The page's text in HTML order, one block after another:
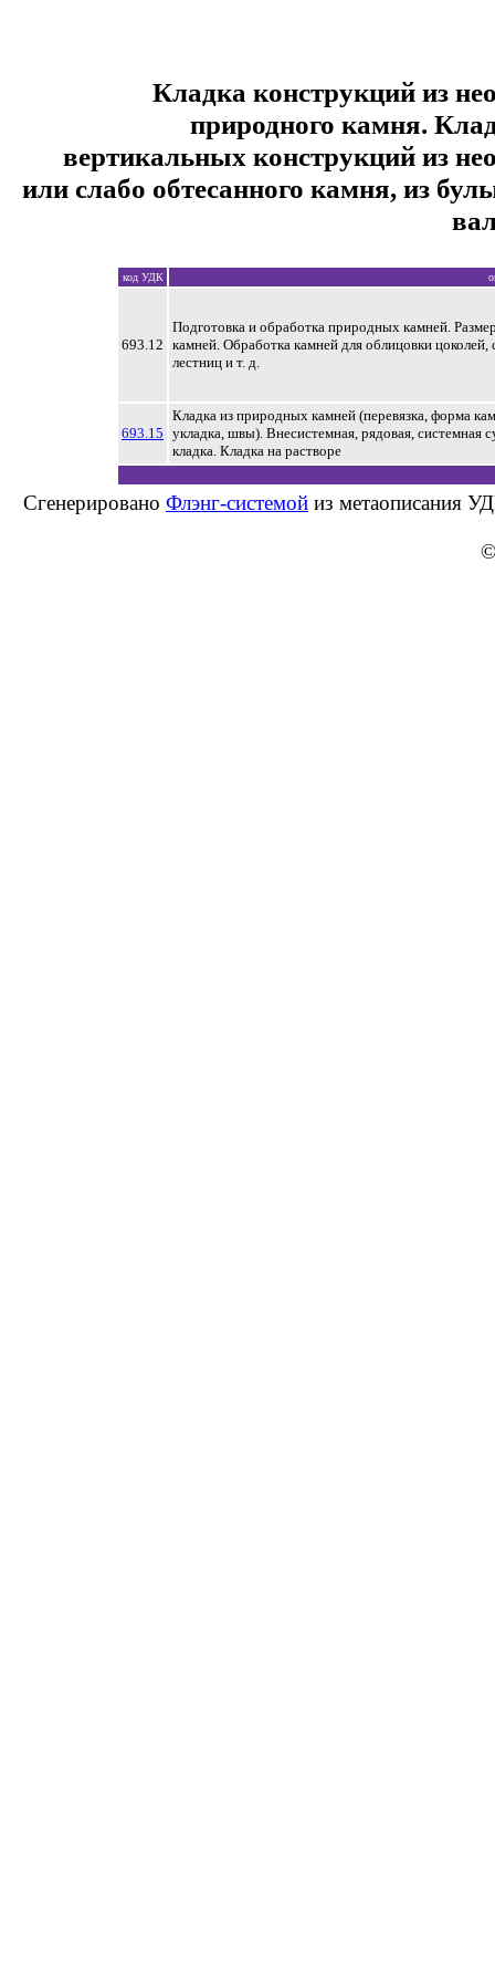
Кладка конструкций из
природного камня.
вертикальных конструкций из
или слабо обтесанного камня, из
код УДК
693.12
Подготовка и обработка природных камней.
камней. Обработка камней для облицовки цоколей,
лестниц и т. д.
693.15
Кладка из природных камней (перевязка, форма
укладка, швы). Внесистемная, рядовая, системная
кладка. Кладка на растворе
Сгенерировано Флэнг-системой из метаописания